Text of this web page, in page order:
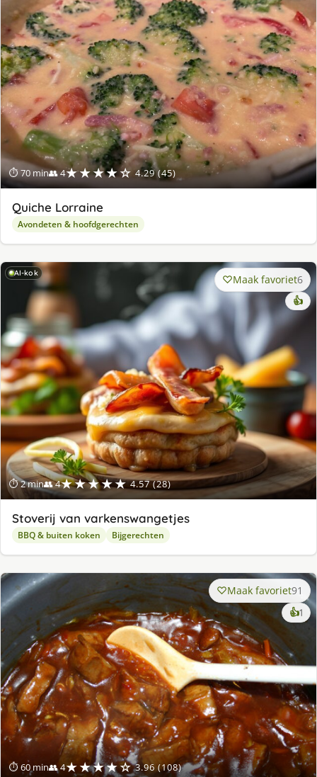
⏱ 70 min👥 4★★★★☆ 4.29 (45)
Quiche Lorraine
Avondeten & hoofdgerechten
AI-kok
⏱ 2 min👥 4★★★★★ 4.57 (28)
Maak favoriet6
👍
Stoverij van varkenswangetjes
BBQ & buiten koken Bijgerechten
⏱ 60 min👥 4★★★★☆ 3.96 (108)
Maak favoriet91
👍1